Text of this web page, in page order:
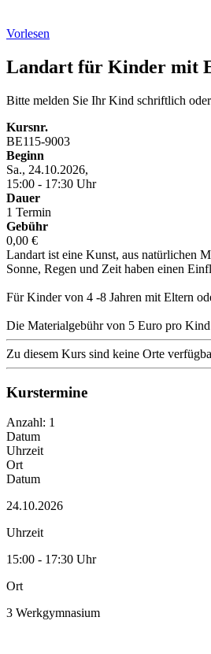
Vorlesen
Landart für Kinder mit
Bitte melden Sie Ihr Kind schriftlich
Kursnr.
BE115-9003
Beginn
Sa., 24.10.2026,
15:00 - 17:30 Uhr
Dauer
1 Termin
Gebühr
0,00 €
Landart ist eine Kunst, aus natürlichen
Sonne, Regen und Zeit haben einen
Für Kinder von 4 -8 Jahren mit Eltern
Die Materialgebühr von 5 Euro pro
Zu diesem Kurs sind keine Orte
Kurstermine
Anzahl: 1
Datum
Uhrzeit
Ort
Datum
24.10.2026
Uhrzeit
15:00 - 17:30 Uhr
Ort
3 Werkgymnasium